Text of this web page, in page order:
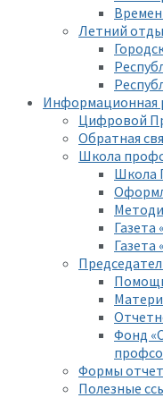
Летний
Информационная
Цифровой
Обратная
Школа
Школа
Газета
Газета
Фонд
Формы
Полезные